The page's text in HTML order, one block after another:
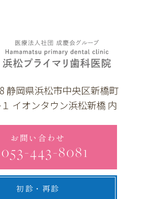
静岡県浜松市中央区新橋町
イオンタウン浜松新橋 内
お問い合わせ
053-443-8081
初診・再診